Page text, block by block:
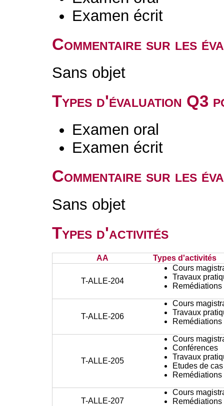
Examen écrit
Commentaire sur les
Sans objet
Types d'évaluation Q3
Examen oral
Examen écrit
Commentaire sur les
Sans objet
Types d'activités
AA Types d'activités
T-ALLE-204
Cours
Travaux
T-ALLE-206
Cours
Travaux
T-ALLE-205
Cours
Conférences
Travaux
Etudes de cas
T-ALLE-207
Cours